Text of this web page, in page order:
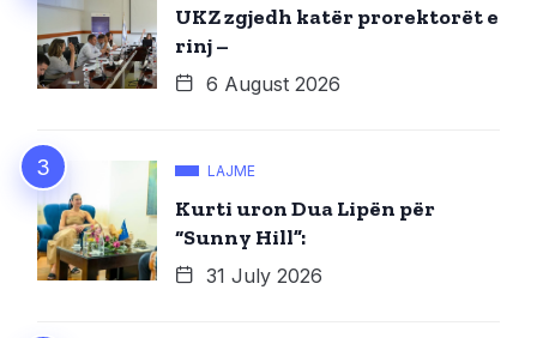
UKZ zgjedh katër prorektorët e
rinj –
6 August 2026
LAJME
Kurti uron Dua Lipën për
“Sunny Hill”:
31 July 2026